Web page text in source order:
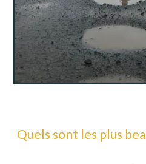
Quels sont les plus